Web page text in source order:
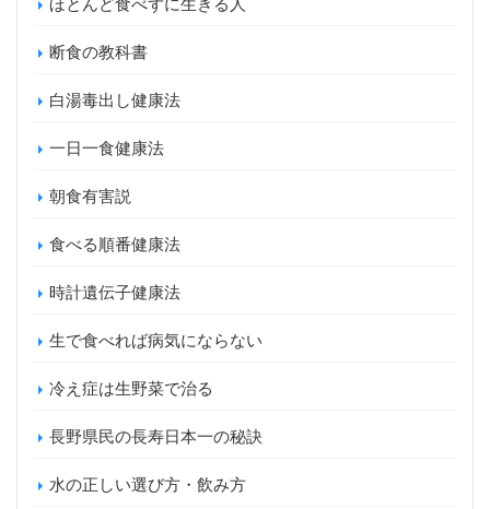
断食の教科書
白湯毒出し健康法
一日一食健康法
朝食有害説
食べる順番健康法
時計遺伝子健康法
生で食べれば病気にならない
冷え症は生野菜で治る
長野県民の長寿日本一の秘訣
水の正しい選び方・飲み方